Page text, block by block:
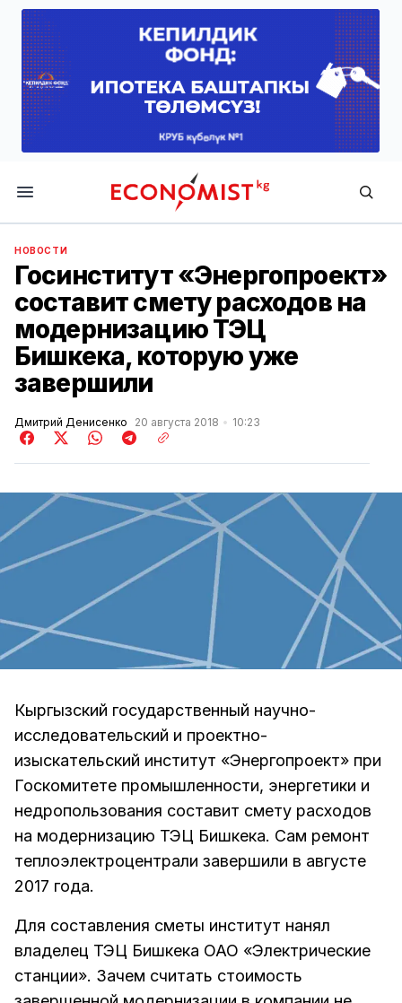
Economist.kg
НОВОСТИ
Госинститут «Энергопроект»
составит смету расходов на
модернизацию ТЭЦ
Бишкека, которую уже
завершили
Дмитрий Денисенко 20 августа 2018 10:23
Кыргызский государственный научно-
исследовательский и проектно-
изыскательский институт «Энергопроект» при
Госкомитете промышленности, энергетики и
недропользования составит смету расходов
на модернизацию ТЭЦ Бишкека. Сам ремонт
теплоэлектроцентрали завершили в августе
2017 года.
Для составления сметы институт нанял
владелец ТЭЦ Бишкека ОАО «Электрические
станции». Зачем считать стоимость